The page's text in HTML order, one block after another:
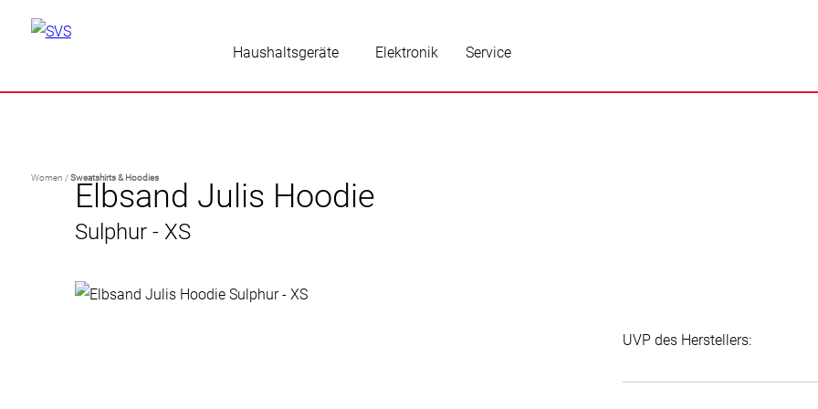
Haushaltsgeräte Elektronik Service
Women /Sweatshirts & Hoodies
Elbsand Julis Hoodie
Sulphur - XS
UVP des Herstellers: